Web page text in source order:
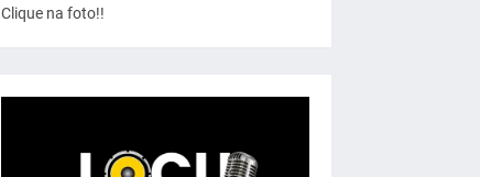
Clique na foto!!